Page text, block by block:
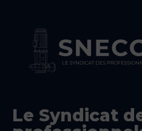
Le Syndicat